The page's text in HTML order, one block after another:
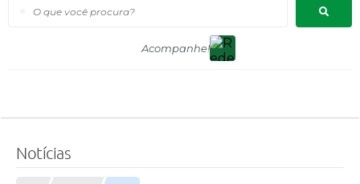
O que você procura?
Notícias